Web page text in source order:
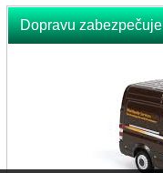
Dopravu zabezpečuje